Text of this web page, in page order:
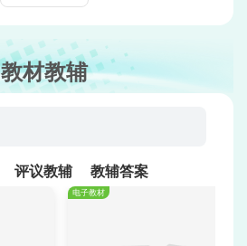
教材教辅
评议教辅 教辅答案
电子教材